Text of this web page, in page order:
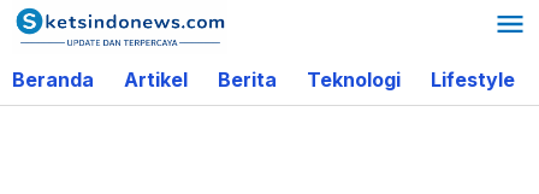
Lewati
ke
konten
Beranda Artikel Berita Teknologi Lifestyle